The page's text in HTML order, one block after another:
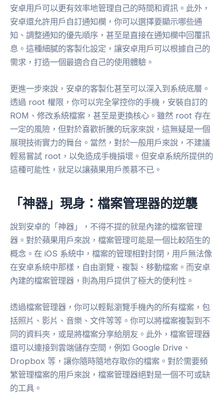
安卓用戶可以更有效率地管理自己的時間和資訊。此外，
安卓還允許用戶自訂通知欄，你可以選擇要顯示哪些通
知、調整通知的優先順序，甚至是直接在通知欄中回覆訊
息。這種細膩的客製化設定，讓安卓用戶可以根據自己的
需求，打造一個最適合自己的使用體驗。
更進一步來說，安卓的客製化甚至可以深入到系統底層。
透過 root 權限，你可以完全掌控你的手機，安裝自訂的
ROM、修改系統檔案，甚至是更換核心。雖然 root 存在
一定的風險，但對於喜歡折騰的玩家來說，這無疑是一個
展現技術實力的舞台。當然，對於一般用戶來說，不建議
輕易嘗試 root，以免造成手機損壞。但安卓系統所提供的
這種可能性，就足以讓蘋果用戶羨慕不已。
「神器」現身：檔案管理器的逆襲
說到安卓的「神器」，不得不提的就是內建的檔案管理
器。對於蘋果用戶來說，檔案管理可能是一個比較陌生的
概念。在 iOS 系統中，檔案的管理相對封閉，用戶無法像
在安卓系統中那樣，自由瀏覽、複製、移動檔案。而安卓
內建的檔案管理器，則為用戶提供了極大的便利性。
透過檔案管理器，你可以輕鬆瀏覽手機內的所有檔案，包
括照片、影片、音樂、文件等等。你可以將檔案複製到不
同的資料夾，或是將檔案分享給朋友。此外，檔案管理器
還可以連接到雲端儲存空間，例如 Google Drive、
Dropbox 等，讓你隨時隨地存取你的檔案。對於需要頻
繁管理檔案的用戶來說，檔案管理器絕對是一個不可或缺
的工具。